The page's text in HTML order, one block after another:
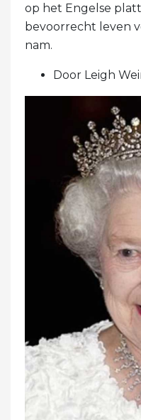
op het Engelse
bevoorrecht leven
nam.
Door Leigh